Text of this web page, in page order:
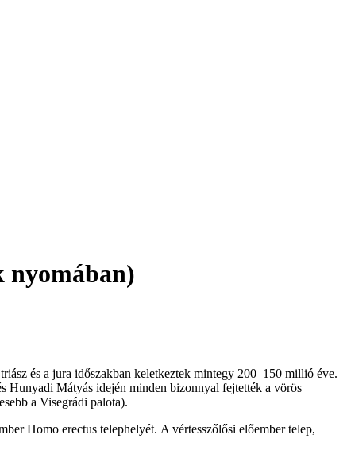
nyomában)
és a jura időszakban keletkeztek mintegy 200–150 millió éve.
Hunyadi Mátyás idején minden bizonnyal fejtették a vörös
a Visegrádi palota).
Homo erectus telephelyét. A vértesszőlősi előember telep,